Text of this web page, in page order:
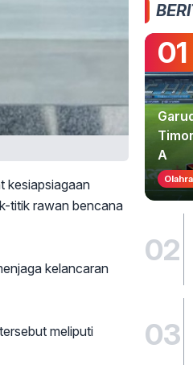
kesiapsiagaan
titik rawan bencana
kelancaran
meliputi
01
A
02
03